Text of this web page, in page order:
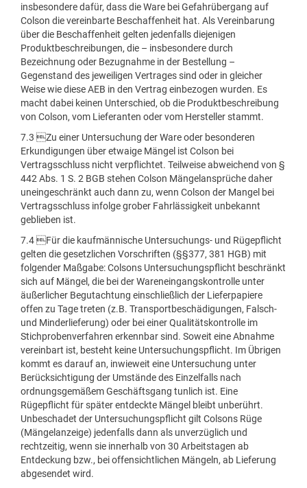
insbesondere dafür, dass die Ware bei Gefahrübergang auf
Colson die vereinbarte Beschaffenheit hat. Als Vereinbarung
über die Beschaffenheit gelten jedenfalls diejenigen
Produktbeschreibungen, die – insbesondere durch
Bezeichnung oder Bezugnahme in der Bestellung –
Gegenstand des jeweiligen Vertrages sind oder in gleicher
Weise wie diese AEB in den Vertrag einbezogen wurden. Es
macht dabei keinen Unterschied, ob die Produktbeschreibung
von Colson, vom Lieferanten oder vom Hersteller stammt.
7.3 Zu einer Untersuchung der Ware oder besonderen
Erkundigungen über etwaige Mängel ist Colson bei
Vertragsschluss nicht verpflichtet. Teilweise abweichend von §
442 Abs. 1 S. 2 BGB stehen Colson Mängelansprüche daher
uneingeschränkt auch dann zu, wenn Colson der Mangel bei
Vertragsschluss infolge grober Fahrlässigkeit unbekannt
geblieben ist.
7.4 Für die kaufmännische Untersuchungs- und Rügepflicht
gelten die gesetzlichen Vorschriften (§§377, 381 HGB) mit
folgender Maßgabe: Colsons Untersuchungspflicht beschränkt
sich auf Mängel, die bei der Wareneingangskontrolle unter
äußerlicher Begutachtung einschließlich der Lieferpapiere
offen zu Tage treten (z.B. Transportbeschädigungen, Falsch-
und Minderlieferung) oder bei einer Qualitätskontrolle im
Stichprobenverfahren erkennbar sind. Soweit eine Abnahme
vereinbart ist, besteht keine Untersuchungspflicht. Im Übrigen
kommt es darauf an, inwieweit eine Untersuchung unter
Berücksichtigung der Umstände des Einzelfalls nach
ordnungsgemäßem Geschäftsgang tunlich ist. Eine
Rügepflicht für später entdeckte Mängel bleibt unberührt.
Unbeschadet der Untersuchungspflicht gilt Colsons Rüge
(Mängelanzeige) jedenfalls dann als unverzüglich und
rechtzeitig, wenn sie innerhalb von 30 Arbeitstagen ab
Entdeckung bzw., bei offensichtlichen Mängeln, ab Lieferung
abgesendet wird.